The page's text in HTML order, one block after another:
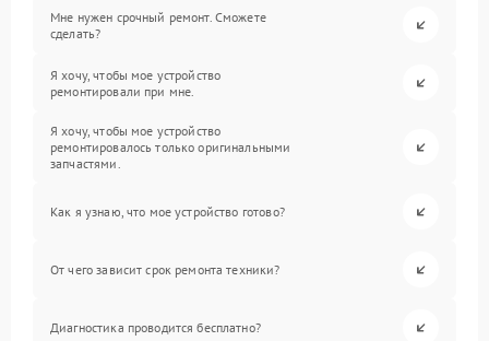
Мне нужен срочный ремонт. Сможете
сделать?
Я хочу, чтобы мое устройство
ремонтировали при мне.
Я хочу, чтобы мое устройство
ремонтировалось только оригинальными
запчастями.
Как я узнаю, что мое устройство готово?
От чего зависит срок ремонта техники?
Диагностика проводится бесплатно?